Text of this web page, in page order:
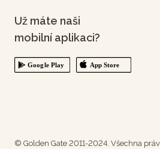
Už máte naši
mobilní aplikaci?
© Golden Gate 2011-2024. Všechna